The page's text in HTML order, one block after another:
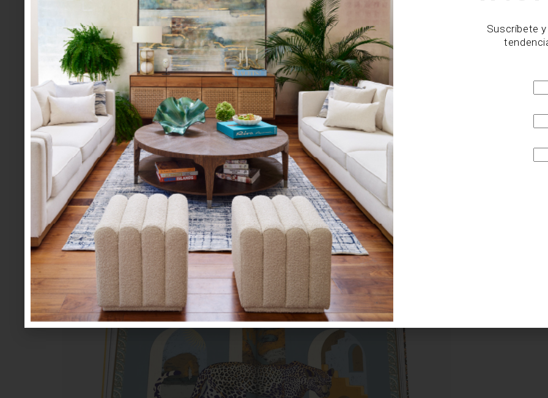
Sin duda, “Arabian Leopard” es un extraordinario ‘coffee table book’ que lleva un trozo de la fascinante
árabe hasta el espacio donde decidamos colocarlo, pero también, y esto es sin duda más importante, se
una obra que nos recuerda la urgencia de proteger a los seres con los que compartimos el planeta.
un libro de colección, que además puedes adquirir en elpalaciodehierro.com
Suscríbete